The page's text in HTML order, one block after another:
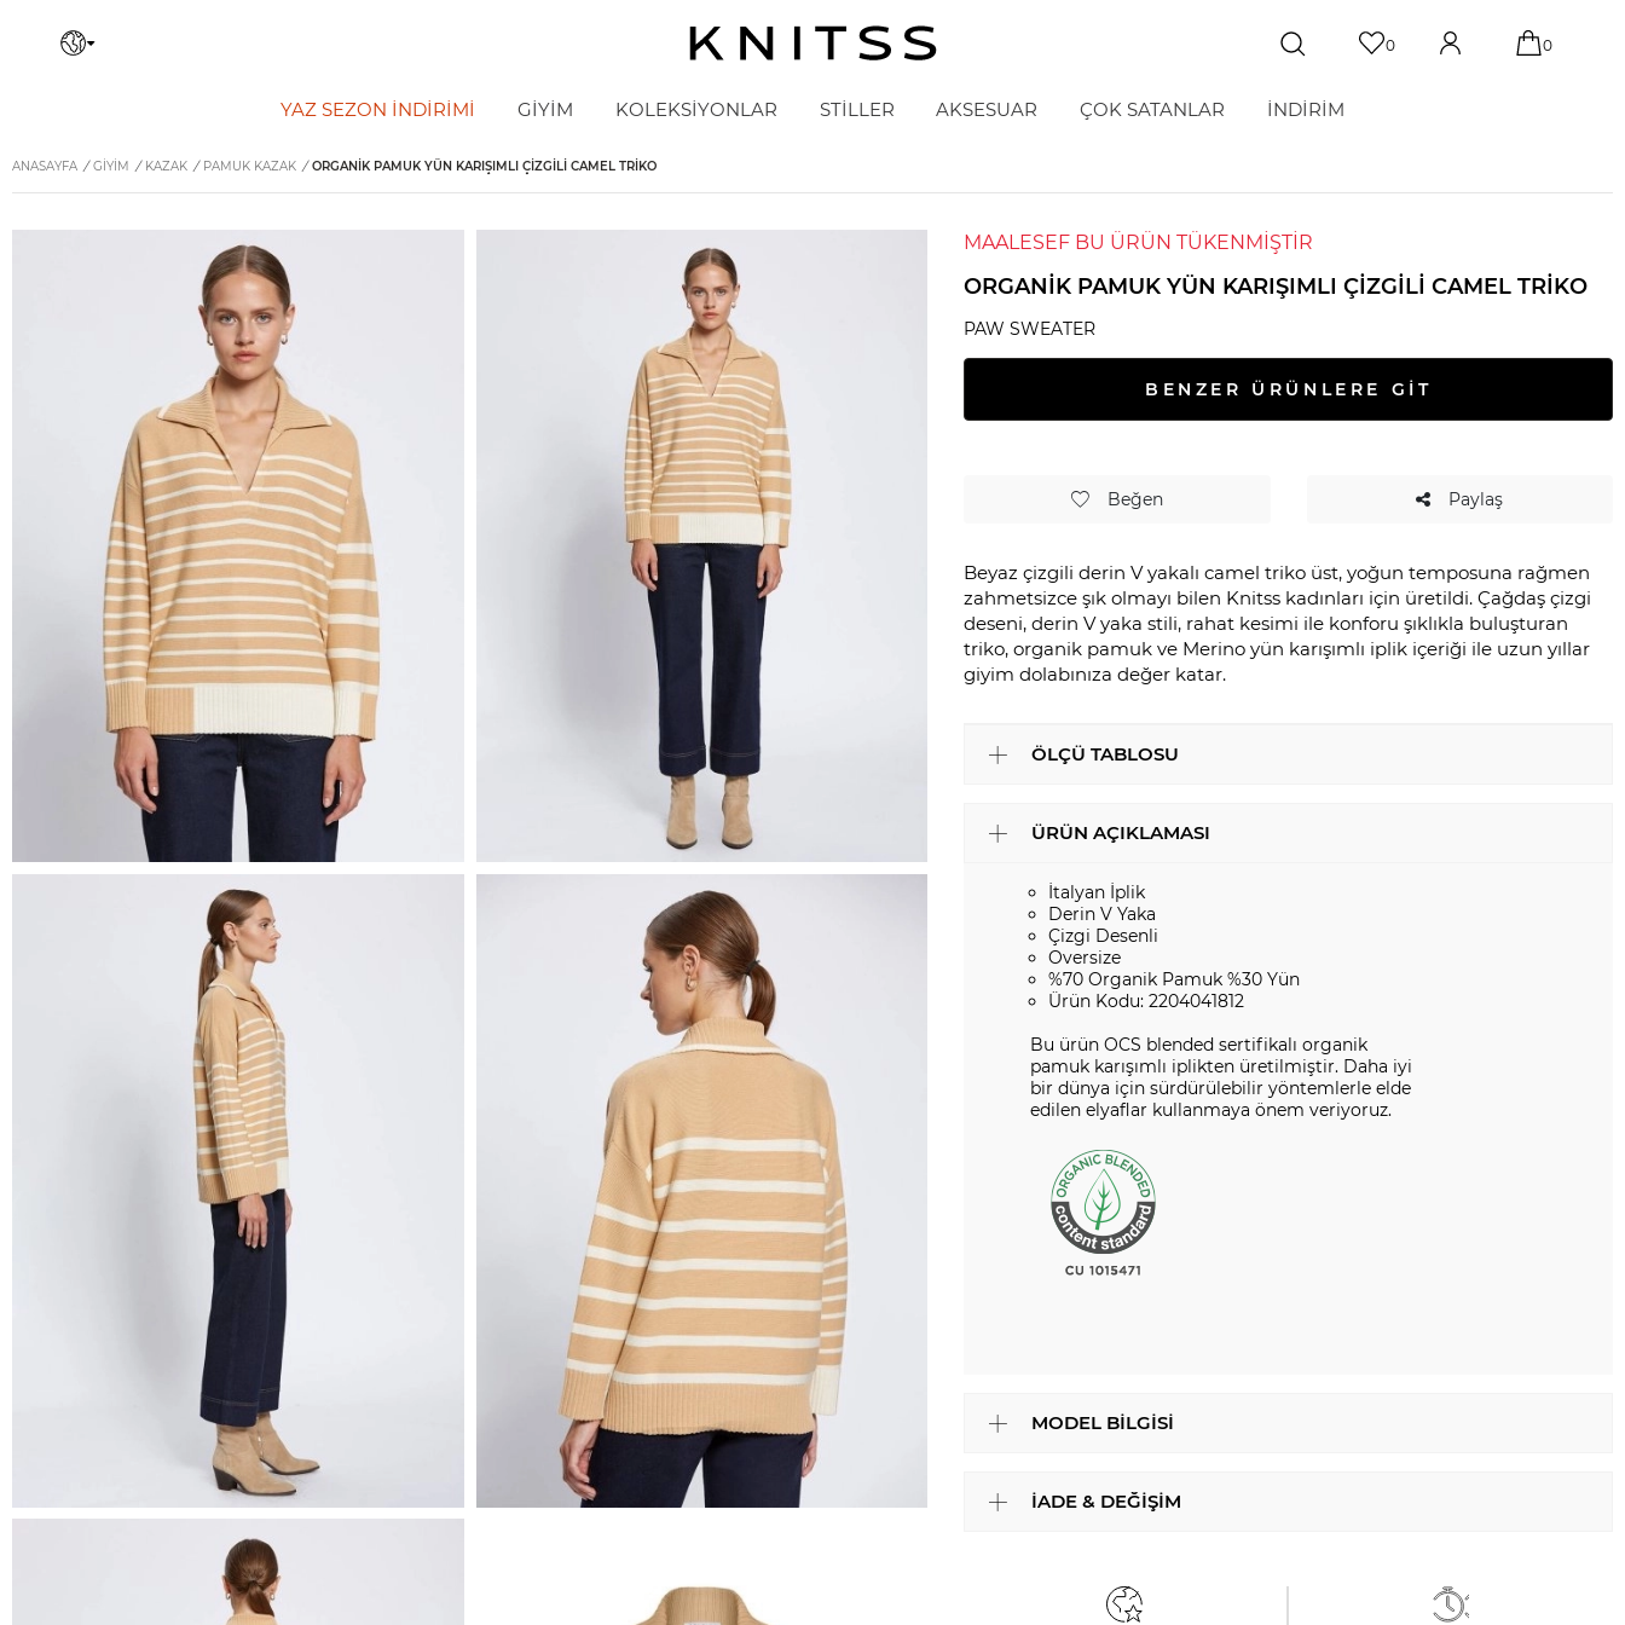
0 0
YAZ SEZON İNDIRIMI GİYİM KOLEKSİYONLAR STİLLER AKSESUAR ÇOK SATANLAR İNDİRİM
ANASAYFA / GİYİM / KAZAK / PAMUK KAZAK / ORGANIK PAMUK YÜN KARIŞIMLI ÇIZGILI CAMEL TRIKO
MAALESEF BU ÜRÜN TÜKENMİŞTİR
ORGANIK PAMUK YÜN KARIŞIMLI ÇIZGILI CAMEL TRIKO
PAW SWEATER
BENZER ÜRÜNLERE GİT
Beğen Paylaş
Beyaz çizgili derin V yakalı camel triko üst, yoğun temposuna rağmen
zahmetsizce şık olmayı bilen Knitss kadınları için üretildi. Çağdaş çizgi
deseni, derin V yaka stili, rahat kesimi ile konforu şıklıkla buluşturan
triko, organik pamuk ve Merino yün karışımlı iplik içeriği ile uzun yıllar
giyim dolabınıza değer katar.
ÖLÇÜ TABLOSU
ÜRÜN AÇIKLAMASI
İtalyan İplik
Derin V Yaka
Çizgi Desenli
Oversize
%70 Organik Pamuk %30 Yün
Ürün Kodu: 2204041812
Bu ürün OCS blended sertifikalı organik
pamuk karışımlı iplikten üretilmiştir. Daha iyi
bir dünya için sürdürülebilir yöntemlerle elde
edilen elyaflar kullanmaya önem veriyoruz.
MODEL BILGISI
İADE & DEĞIŞIM